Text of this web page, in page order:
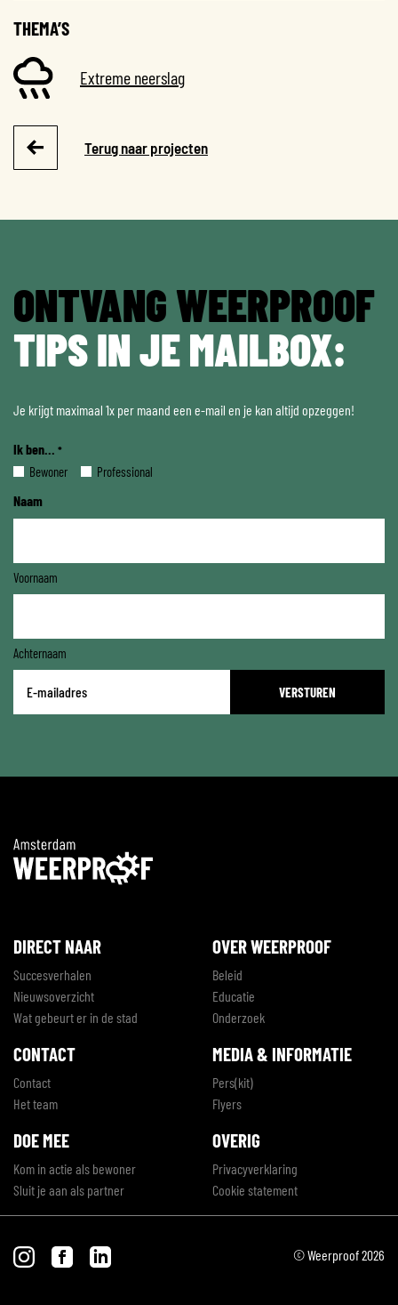
THEMA’S
Extreme neerslag
Terug naar projecten
ONTVANG WEERPROOF
TIPS IN JE MAILBOX:
Je krijgt maximaal 1x per maand een e-mail en je kan altijd opzeggen!
Ik ben... *
Bewoner Professional
Naam
Voornaam
Achternaam
mailadres
DIRECT NAAR
Succesverhalen
Nieuwsoverzicht
Wat gebeurt er in de stad
OVER WEERPROOF
Beleid
Educatie
Onderzoek
CONTACT
Contact
Het team
MEDIA & INFORMATIE
Pers(kit)
Flyers
DOE MEE
Kom in actie als bewoner
Sluit je aan als partner
OVERIG
Privacyverklaring
Cookie statement
© Weerproof 2026